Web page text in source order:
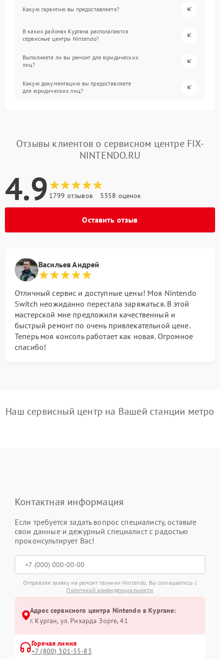
Какую гарантию вы предоставляете?
В каких районах Кургана располагаются
сервисные центры Nintendo?
Выполняете ли вы ремонт для юридических
лиц?
Какую документацию вы предоставляете
для юридических лиц?
Отзывы клиентов о сервисном центре FIX-
NINTENDO.RU
4.9 1799 отзывов 5358 оценок
Оставить отзыв
Васильев Андрей
Отличный сервис и доступные цены! Моя Nintendo
Switch неожиданно перестала заряжаться. В этой
мастерской мне предложили качественный и
быстрый ремонт по очень привлекательной цене.
Теперь моя консоль работает как новая. Огромное
спасибо!
Наш сервисный центр на Вашей станции метро
Контактная информация
Если требуется задать вопрос специалисту, оставьте
свои данные и дежурный специалист с радостью
проконсультирует Вас!
Отправляя заявку на ремонт техники Nintendo, Вы соглашаетесь с
Политикой конфиденциальности
Адрес сервисного центра Nintendo в Кургане:
г. Курган, ул. Рихарда Зорге, 41
Горячая линия
+7 (800) 301-55-83